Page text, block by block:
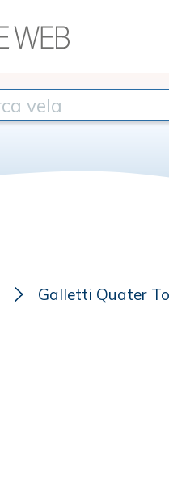
Galletti Quater